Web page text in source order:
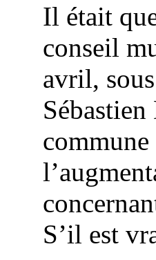
Il était
conseil
avril,
S’il est